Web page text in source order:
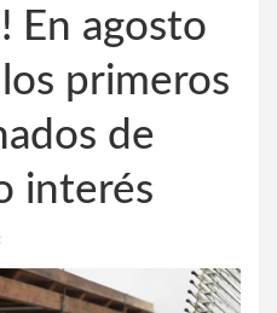
En agosto
primeros
de
interés